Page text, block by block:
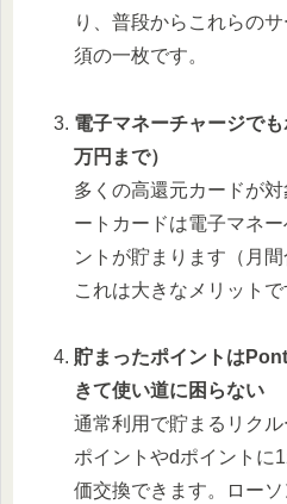
り、普段からこれらの
須の一枚です。
電子マネーチャージで
万円まで）
多くの高還元カードが
ートカードは電子マネ
ントが貯まります（月間
これは大きなメリットで
貯まったポイントは
きて使い道に困らない
通常利用で貯まるリク
ポイントやdポイントに
価交換できます。ロー